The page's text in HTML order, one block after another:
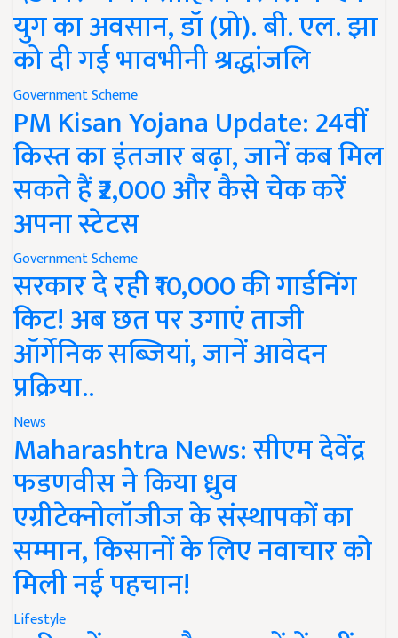
युग का अवसान, डॉ (प्रो). बी. एल. झा
को दी गई भावभीनी श्रद्धांजलि
Government Scheme
PM Kisan Yojana Update: 24वीं
किस्त का इंतजार बढ़ा, जानें कब मिल
सकते हैं ₹2,000 और कैसे चेक करें
अपना स्टेटस
Government Scheme
सरकार दे रही ₹10,000 की गार्डनिंग
किट! अब छत पर उगाएं ताजी
ऑर्गेनिक सब्जियां, जानें आवेदन
प्रक्रिया..
News
Maharashtra News: सीएम देवेंद्र
फडणवीस ने किया ध्रुव
एग्रीटेक्नोलॉजीज के संस्थापकों का
सम्मान, किसानों के लिए नवाचार को
मिली नई पहचान!
Lifestyle